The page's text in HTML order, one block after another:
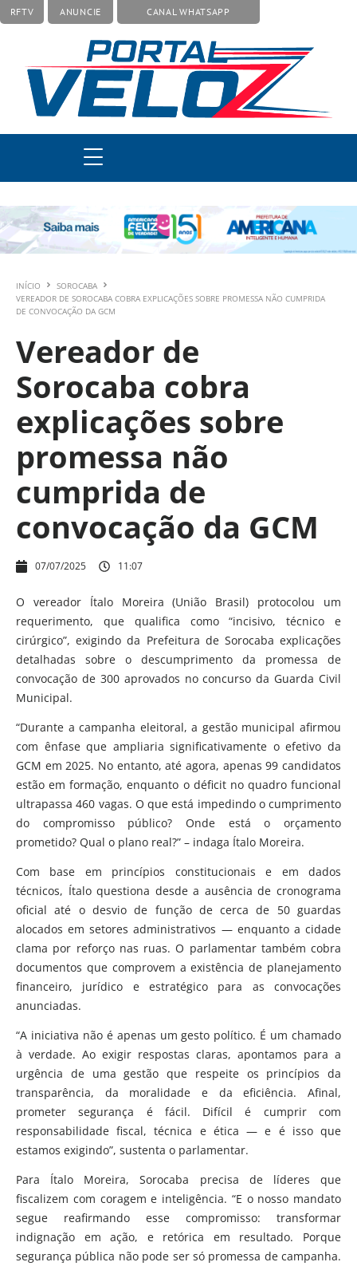
RFTV ANUNCIE CANAL WHATSAPP
INÍCIO
SOROCABA
VEREADOR DE SOROCABA COBRA EXPLICAÇÕES SOBRE PROMESSA NÃO CUMPRIDA
DE CONVOCAÇÃO DA GCM
Vereador de
Sorocaba cobra
explicações sobre
promessa não
cumprida de
convocação da GCM
07/07/2025 11:07
O vereador Ítalo Moreira (União Brasil) protocolou um
requerimento, que qualifica como “incisivo, técnico e
cirúrgico”, exigindo da Prefeitura de Sorocaba explicações
detalhadas sobre o descumprimento da promessa de
convocação de 300 aprovados no concurso da Guarda Civil
Municipal.
“Durante a campanha eleitoral, a gestão municipal afirmou
com ênfase que ampliaria significativamente o efetivo da
GCM em 2025. No entanto, até agora, apenas 99 candidatos
estão em formação, enquanto o déficit no quadro funcional
ultrapassa 460 vagas. O que está impedindo o cumprimento
do compromisso público? Onde está o orçamento
prometido? Qual o plano real?” – indaga Ítalo Moreira.
Com base em princípios constitucionais e em dados
técnicos, Ítalo questiona desde a ausência de cronograma
oficial até o desvio de função de cerca de 50 guardas
alocados em setores administrativos — enquanto a cidade
clama por reforço nas ruas. O parlamentar também cobra
documentos que comprovem a existência de planejamento
financeiro, jurídico e estratégico para as convocações
anunciadas.
“A iniciativa não é apenas um gesto político. É um chamado
à verdade. Ao exigir respostas claras, apontamos para a
urgência de uma gestão que respeite os princípios da
transparência, da moralidade e da eficiência. Afinal,
prometer segurança é fácil. Difícil é cumprir com
responsabilidade fiscal, técnica e ética — e é isso que
estamos exigindo”, sustenta o parlamentar.
Para Ítalo Moreira, Sorocaba precisa de líderes que
fiscalizem com coragem e inteligência. “E o nosso mandato
segue reafirmando esse compromisso: transformar
indignação em ação, e retórica em resultado. Porque
segurança pública não pode ser só promessa de campanha.